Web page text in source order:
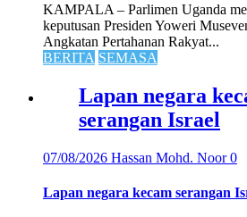
KAMPALA – Parlimen Uganda
keputusan Presiden Yoweri
Angkatan Pertahanan Rakyat...
BERITA SEMASA
Lapan negara
serangan Israel
07/08/2026 Hassan Mohd. Noor0
Lapan negara kecam serangan